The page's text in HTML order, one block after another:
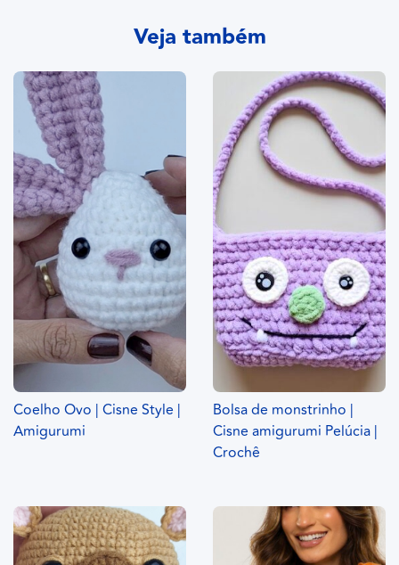
Veja também
Coelho Ovo | Cisne Style |
Amigurumi
Bolsa de monstrinho |
Cisne amigurumi Pelúcia |
Crochê